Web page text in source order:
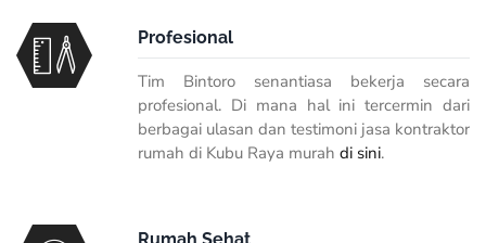
Profesional
Tim Bintoro senantiasa bekerja secara
profesional. Di mana hal ini tercermin dari
berbagai ulasan dan testimoni jasa kontraktor
rumah di Kubu Raya murah di sini.